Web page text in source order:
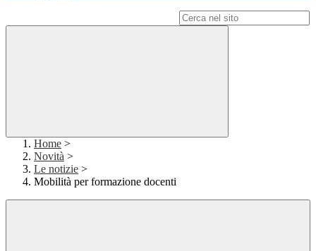
Home >
Novità >
Le notizie >
Mobilità per formazione docenti